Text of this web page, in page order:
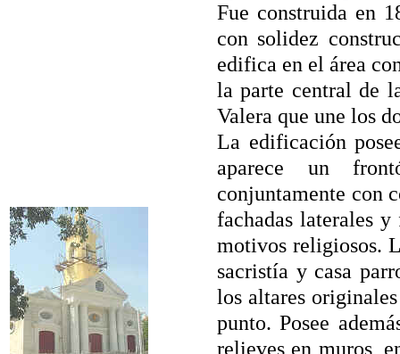
Fue construida en
con solidez
edifica en el área
la parte central de
Valera que une los
La edificación
aparece un
conjuntamente con
fachadas laterales
motivos religiosos.
sacristía y casa
los altares
punto. Posee
relieves en muros,